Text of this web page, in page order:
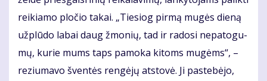
rei­kia­mo plo­čio ta­kai. „Tie­siog pir­mą mu­gės die­ną
už­plū­do la­bai daug žmo­nių, tad ir ra­do­si ne­pa­to­gu­
mų, ku­rie mums taps pa­mo­ka ki­toms mu­gėms“, –
re­ziu­ma­vo šven­tės ren­gė­jų at­sto­vė. Ji pa­ste­bė­jo,